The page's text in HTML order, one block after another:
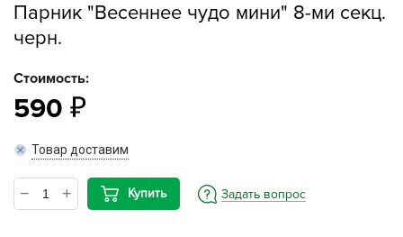
Парник "Весеннее чудо мини" 8-ми секц.
черн.
Стоимость:
590
Товар доставим
Купить Задать вопрос